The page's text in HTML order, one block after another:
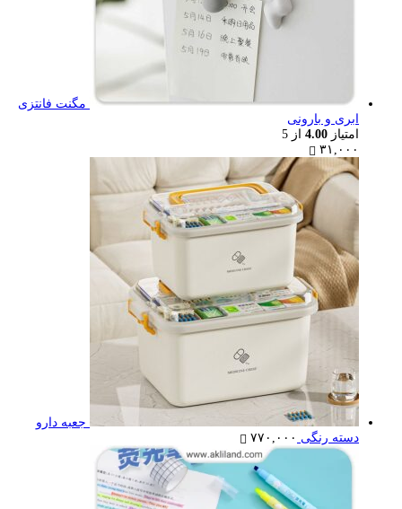
مگنت فانتزی
ابری و بارونی
امتیاز 4.00 از 5
۳۱,۰۰۰
جعبه دارو
دسته رنگی ۷۷۰,۰۰۰